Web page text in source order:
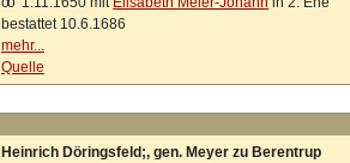
bestattet 10.6.1686
mehr...
Quelle
Heinrich Döringsfeld;, gen. Meyer zu Berentrup